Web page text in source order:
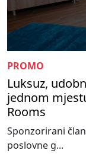
PROMO
Luksuz,
jednom
Rooms
Sponzorirani
poslovne g...